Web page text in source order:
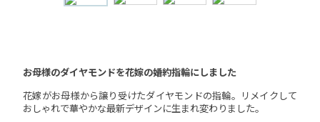
お母様のダイヤモンドを花嫁の婚約指輪にしました
花嫁がお母様から譲り受けたダイヤモンドの指輪。リメイクして
おしゃれで華やかな最新デザインに生まれ変わりました。